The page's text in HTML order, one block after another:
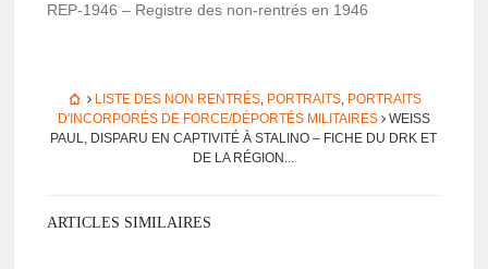
REP-1946 – Registre des non-rentrés en 1946
LISTE DES NON RENTRÉS, PORTRAITS, PORTRAITS
D'INCORPORÉS DE FORCE/DÉPORTÉS MILITAIRES WEISS
PAUL, DISPARU EN CAPTI­VITÉ À STALINO – FICHE DU DRK ET
DE LA RÉGION...
ARTICLES SIMILAIRES